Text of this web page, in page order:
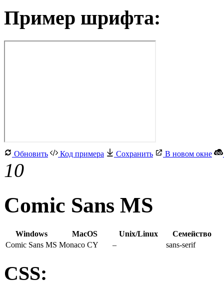
Пример шрифта:
Обновить Код примера Сохранить В новом окне
10
Comic Sans MS
Windows MacOS Unix/Linux
Семейство
Comic Sans MS Monaco CY – sans-serif
CSS: